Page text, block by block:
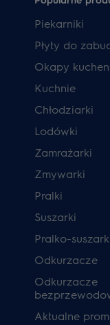
Piekarniki
Płyty do
Okapy
Kuchnie
Chłodziarki
Lodówki
Zamrażarki
Zmywarki
Pralki
Suszarki
Pralko-
Odkurzacze
Odkurzacze
Aktualne